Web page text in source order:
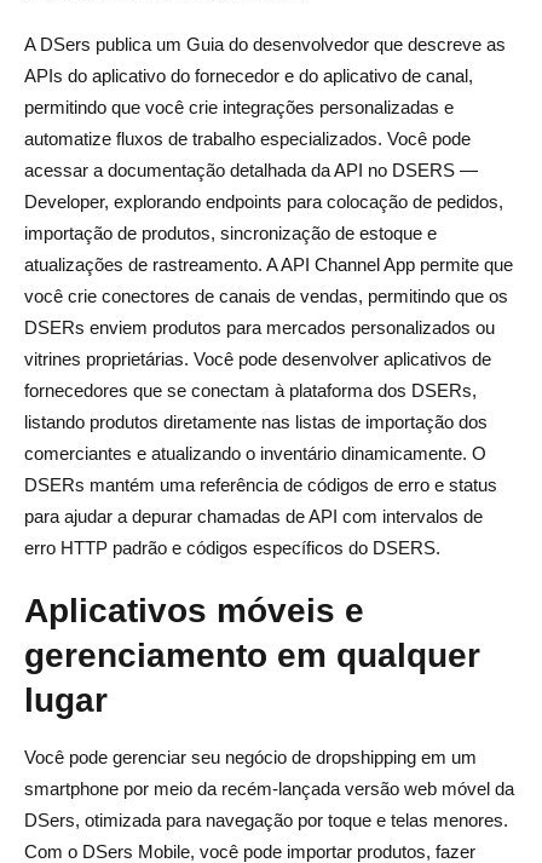
A DSers publica um Guia do desenvolvedor que descreve as
APIs do aplicativo do fornecedor e do aplicativo de canal,
permitindo que você crie integrações personalizadas e
automatize fluxos de trabalho especializados. Você pode
acessar a documentação detalhada da API no DSERS —
Developer, explorando endpoints para colocação de pedidos,
importação de produtos, sincronização de estoque e
atualizações de rastreamento. A API Channel App permite que
você crie conectores de canais de vendas, permitindo que os
DSERs enviem produtos para mercados personalizados ou
vitrines proprietárias. Você pode desenvolver aplicativos de
fornecedores que se conectam à plataforma dos DSERs,
listando produtos diretamente nas listas de importação dos
comerciantes e atualizando o inventário dinamicamente. O
DSERs mantém uma referência de códigos de erro e status
para ajudar a depurar chamadas de API com intervalos de
erro HTTP padrão e códigos específicos do DSERS.
Aplicativos móveis e
gerenciamento em qualquer
lugar
Você pode gerenciar seu negócio de dropshipping em um
smartphone por meio da recém-lançada versão web móvel da
DSers, otimizada para navegação por toque e telas menores.
Com o DSers Mobile, você pode importar produtos, fazer